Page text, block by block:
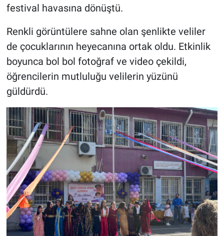
festival havasına dönüştü.
Renkli görüntülere sahne olan şenlikte veliler
de çocuklarının heyecanına ortak oldu. Etkinlik
boyunca bol bol fotoğraf ve video çekildi,
öğrencilerin mutluluğu velilerin yüzünü
güldürdü.